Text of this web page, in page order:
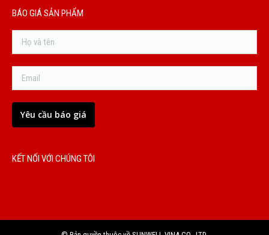
BÁO GIÁ SẢN PHẨM
KẾT NỐI VỚI CHÚNG TÔI